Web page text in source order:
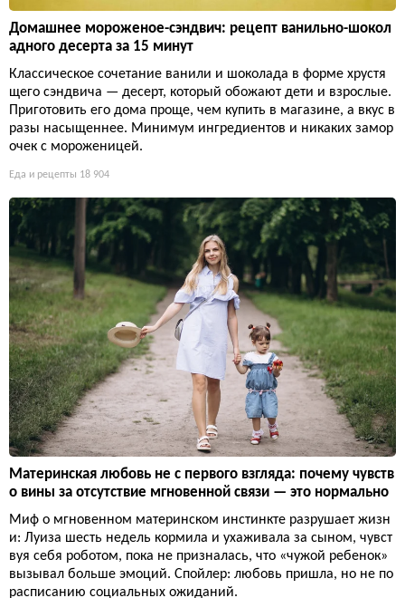
Домашнее мороженое-сэндвич: рецепт ванильно-шокол
адного десерта за 15 минут
Классическое сочетание ванили и шоколада в форме хрустя
щего сэндвича — десерт, который обожают дети и взрослые.
Приготовить его дома проще, чем купить в магазине, а вкус в
разы насыщеннее. Минимум ингредиентов и никаких замор
очек с мороженицей.
Еда и рецепты 18 904
Материнская любовь не с первого взгляда: почему чувств
о вины за отсутствие мгновенной связи — это нормально
Миф о мгновенном материнском инстинкте разрушает жизн
и: Луиза шесть недель кормила и ухаживала за сыном, чувст
вуя себя роботом, пока не призналась, что «чужой ребенок»
вызывал больше эмоций. Спойлер: любовь пришла, но не по
расписанию социальных ожиданий.